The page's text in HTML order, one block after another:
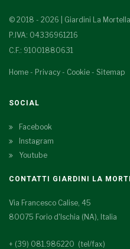
© 2018 - 2026 | Giardini La
P.IVA: 04336961216
C.F.: 91001880631
Home - Privacy - Cookie - Sitemap
SOCIAL
Facebook
Instagram
Youtube
CONTATTI GIARDINI LA
Via Francesco Calise, 45
80075 Forio d'Ischia (NA), Italia
+ (39) 081.986220 (tel/fax)